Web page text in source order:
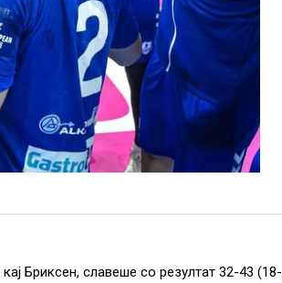
Бриксен, славеше со резултат 32-43 (18-